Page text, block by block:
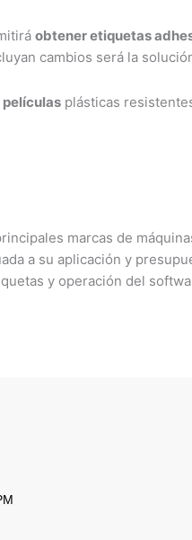
obtener etiquetas
cambios será la
películas plásticas
marcas de
a su aplicación y
y operación del